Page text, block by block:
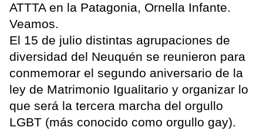
ATTTA en la Patagonia, Ornella Infante.
Veamos.
El 15 de julio distintas agrupaciones de
diversidad del Neuquén se reunieron para
conmemorar el segundo aniversario de la
ley de Matrimonio Igualitario y organizar lo
que será la tercera marcha del orgullo
LGBT (más conocido como orgullo gay).